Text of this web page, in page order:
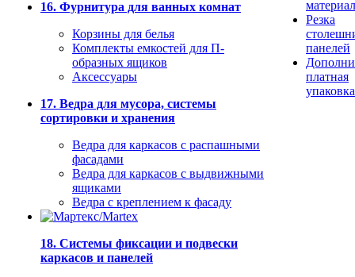
16. Фурнитура для ванных комнат
Корзины для белья
Комплекты емкостей для П-
образных ящиков
Аксессуары
17. Ведра для мусора, системы
сортировки и хранения
Ведра для каркасов с распашными
фасадами
Ведра для каркасов с выдвижными
ящиками
Ведра с креплением к фасаду
18. Системы фиксации и подвески
каркасов и панелей
Резка
панелей
платная
упаковка